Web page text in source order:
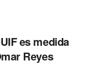
es medida
Reyes